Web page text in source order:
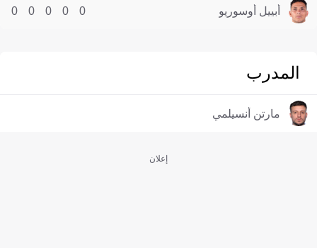
أبييل أوسوريو 0
0
0
0
0
المدرب
مارتن أنسيلمي
إعلان